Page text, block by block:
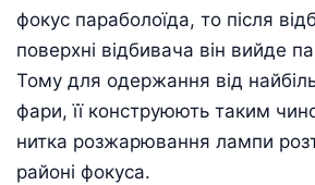
фокус параболоїда, то після
поверхні відбивача він вийде
Тому для одержання від
фари, її конструюють таким
нитка розжарювання лампи
районі фокуса.